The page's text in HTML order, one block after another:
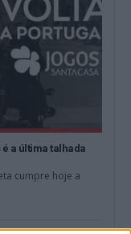
a última talhada
cumpre hoje a